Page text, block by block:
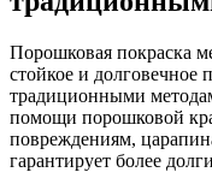
Порошковая покраска
стойкое и долговечное
традиционными
помощи порошковой
повреждениям,
гарантирует более